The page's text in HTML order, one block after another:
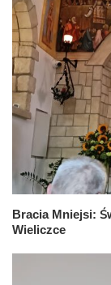
Bracia Mniejsi:
Wieliczce